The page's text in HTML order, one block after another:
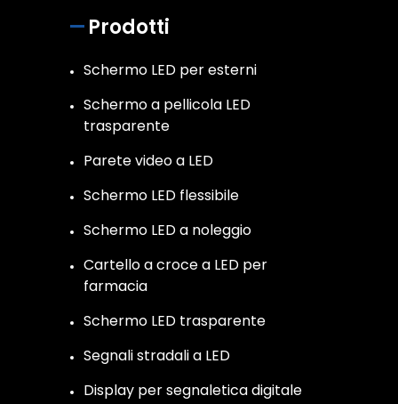
Prodotti
Schermo LED per esterni
Schermo a pellicola LED
trasparente
Parete video a LED
Schermo LED flessibile
Schermo LED a noleggio
Cartello a croce a LED per
farmacia
Schermo LED trasparente
Segnali stradali a LED
Display per segnaletica digitale